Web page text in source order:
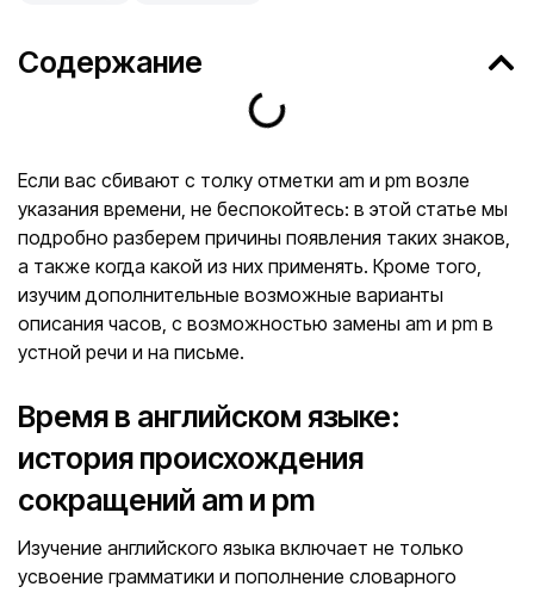
Содержание
Если вас сбивают с толку отметки am и pm возле
указания времени, не беспокойтесь: в этой статье мы
подробно разберем причины появления таких знаков,
а также когда какой из них применять. Кроме того,
изучим дополнительные возможные варианты
описания часов, с возможностью замены am и pm в
устной речи и на письме.
Время в английском языке:
история происхождения
сокращений am и pm
Изучение английского языка включает не только
усвоение грамматики и пополнение словарного